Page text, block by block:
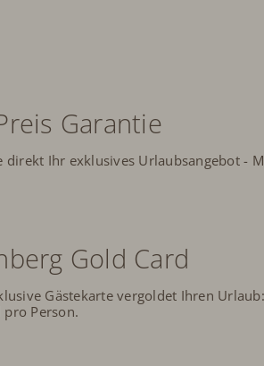
Garantie
direkt Ihr exklusives Urlaubsangebot -
Gold Card
Gästekarte vergoldet Ihren Urlaub:
pro Person.